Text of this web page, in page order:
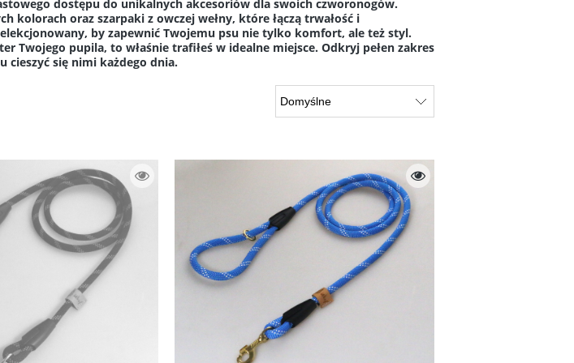
dostępu do unikalnych akcesoriów dla swoich czworonogów.
kolorach oraz szarpaki z owczej wełny, które łączą trwałość i
by zapewnić Twojemu psu nie tylko komfort, ale też styl.
Twojego pupila, to właśnie trafiłeś w idealne miejsce. Odkryj pełen zakres
się nimi każdego dnia.